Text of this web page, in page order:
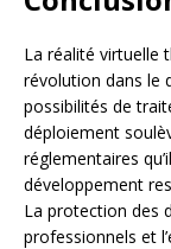
La réalité virtuelle
révolution dans le
possibilités de
déploiement
réglementaires
développement
La protection des
professionnels et